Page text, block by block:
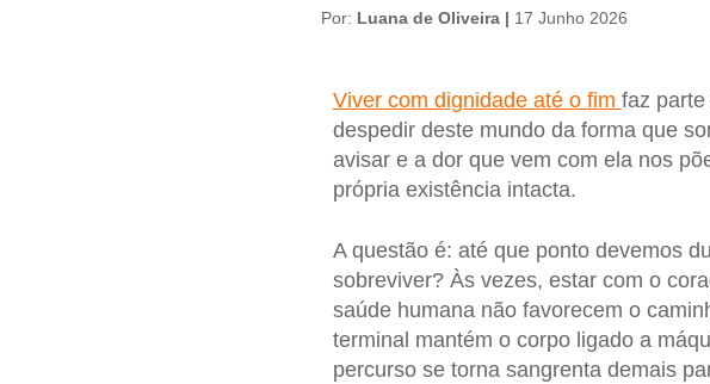
Por: Luana de Oliveira | 17 Junho 2026
Viver com dignidade até o fim faz
despedir deste mundo da forma que
avisar e a dor que vem com ela nos
própria existência intacta.
A questão é: até que ponto devemos
sobreviver? Às vezes, estar com o
saúde humana não favorecem o
terminal mantém o corpo ligado a
percurso se torna sangrenta demais